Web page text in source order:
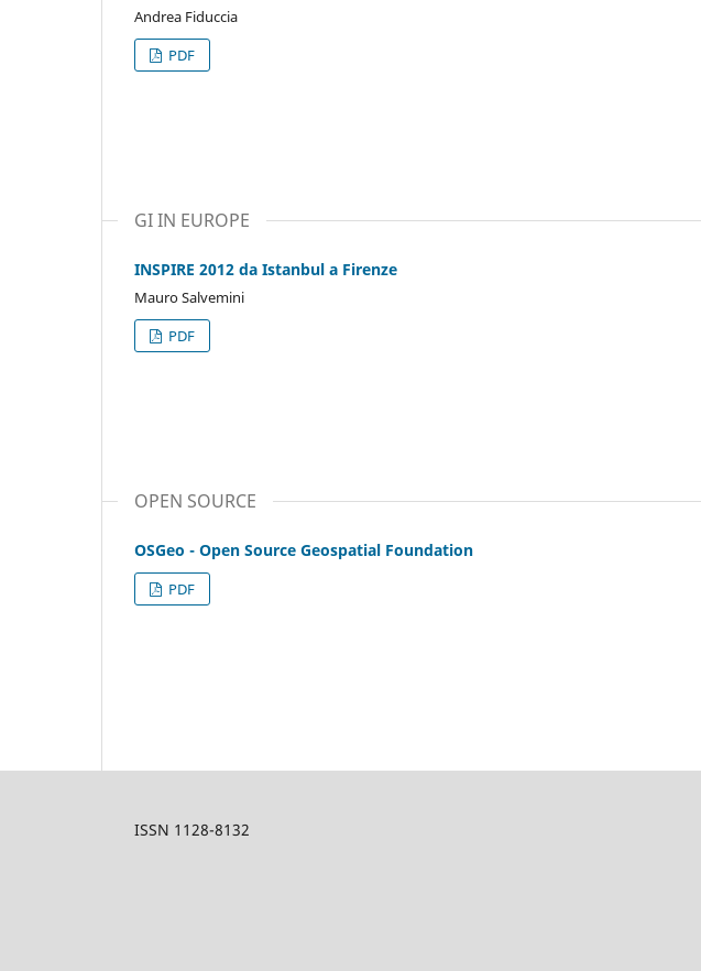
Andrea Fiduccia
PDF
GI IN EUROPE
INSPIRE 2012 da Istanbul a Firenze
Mauro Salvemini
PDF
OPEN SOURCE
OSGeo - Open Source Geospatial Foundation
PDF
ISSN 1128-8132